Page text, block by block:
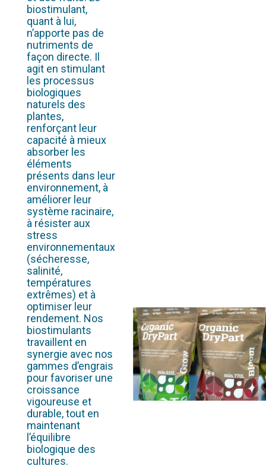
biostimulant,
quant à lui,
n’apporte pas de
nutriments de
façon directe. Il
agit en stimulant
les processus
biologiques
naturels des
plantes,
renforçant leur
capacité à mieux
absorber les
éléments
présents dans leur
environnement, à
améliorer leur
système racinaire,
à résister aux
stress
environnementaux
(sécheresse,
salinité,
températures
extrêmes) et à
optimiser leur
rendement. Nos
biostimulants
travaillent en
synergie avec nos
gammes d’engrais
pour favoriser une
croissance
vigoureuse et
durable, tout en
maintenant
l’équilibre
biologique des
cultures.